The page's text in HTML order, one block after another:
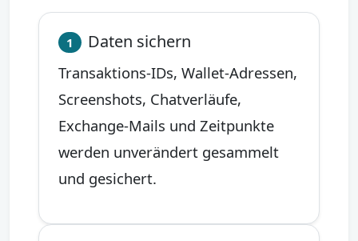
1 Daten sichern
Transaktions-IDs, Wallet-Adressen,
Screenshots, Chatverläufe,
Exchange-Mails und Zeitpunkte
werden unverändert gesammelt
und gesichert.